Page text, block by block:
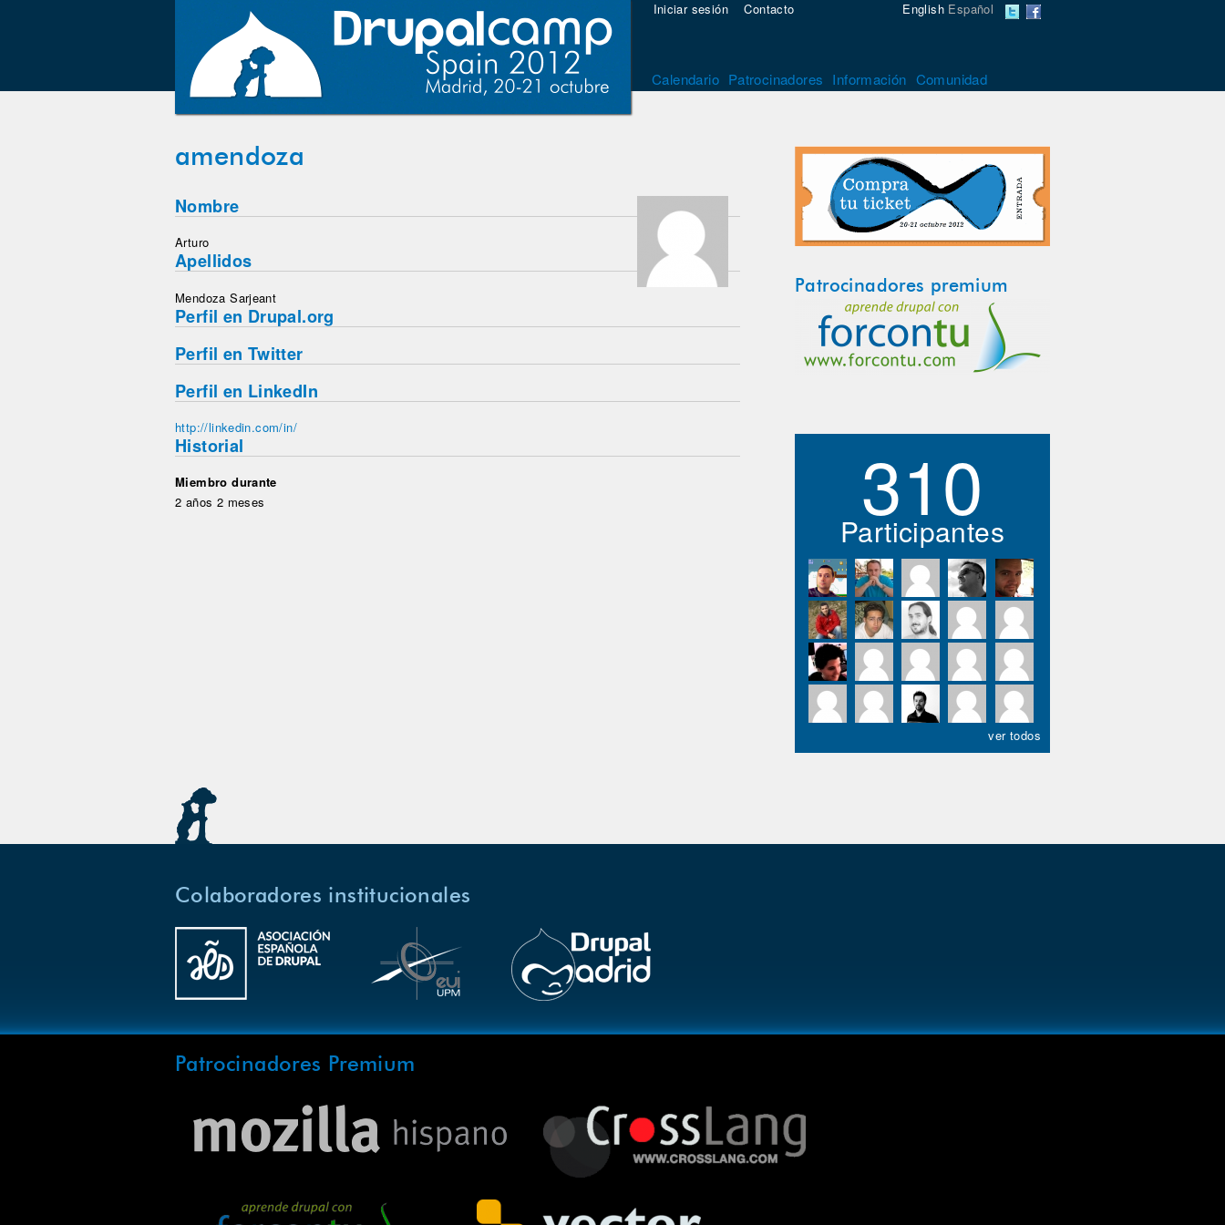
English Español
Iniciar sesión Contacto
Calendario Patrocinadores Información Comunidad
amendoza
Nombre
Arturo
Apellidos
Mendoza Sarjeant
Perfil en Drupal.org
Perfil en Twitter
Perfil en LinkedIn
http://linkedin.com/in/
Historial
Miembro durante
2 años 2 meses
Patrocinadores premium
310
Participantes
ver todos
Colaboradores institucionales
Patrocinadores Premium